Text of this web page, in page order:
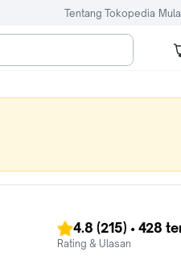
Tentang Tokopedia
4.8 (215) • 428
Rating & Ulasan